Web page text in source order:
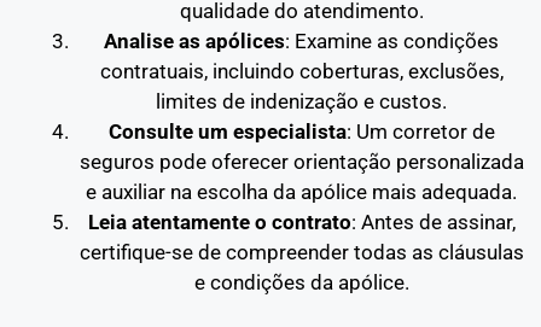
qualidade do atendimento.
Analise as apólices: Examine as condições
contratuais, incluindo coberturas, exclusões,
limites de indenização e custos.
Consulte um especialista: Um corretor de
seguros pode oferecer orientação personalizada
e auxiliar na escolha da apólice mais adequada.
Leia atentamente o contrato: Antes de assinar,
certifique-se de compreender todas as cláusulas
e condições da apólice.